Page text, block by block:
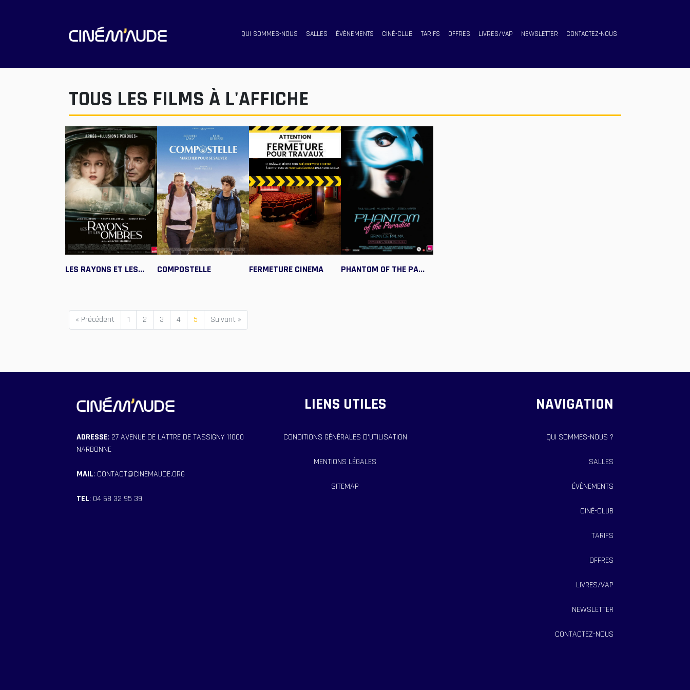
QUI SOMMES-NOUS SALLES ÉVÈNEMENTS CINÉ-CLUB TARIFS OFFRES LIVRES/VAP NEWSLETTER CONTACTEZ-NOUS
TOUS LES FILMS À L'AFFICHE
LES RAYONS ET LES... COMPOSTELLE FERMETURE CINEMA PHANTOM OF THE PA...
« Précédent 1 2 3 4 5 Suivant »
ADRESSE: 27 AVENUE DE LATTRE DE TASSIGNY 11000
NARBONNE
MAIL: CONTACT@CINEMAUDE.ORG
TEL: 04 68 32 95 39
LIENS UTILES
CONDITIONS GÉNÉRALES D'UTILISATION
MENTIONS LÉGALES
SITEMAP
NAVIGATION
QUI SOMMES-NOUS ?
SALLES
ÉVÈNEMENTS
CINÉ-CLUB
TARIFS
OFFRES
LIVRES/VAP
NEWSLETTER
CONTACTEZ-NOUS